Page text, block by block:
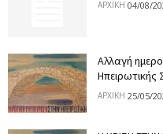
ΑΡΧΙΚΉ 04/08/
Αλλαγή
Ηπειρωτικής
ΑΡΧΙΚΉ 25/05/